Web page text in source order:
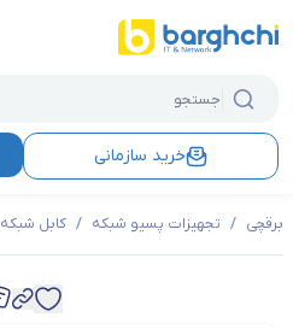
خرید سازمانی
برقچی / تجهیزات پسیو شبکه / کابل شبکه